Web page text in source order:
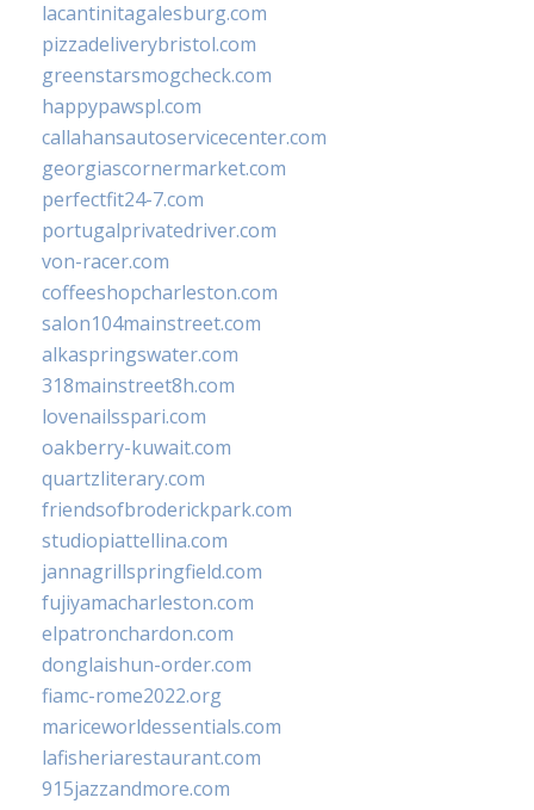
lacantinitagalesburg.com
pizzadeliverybristol.com
greenstarsmogcheck.com
happypawspl.com
callahansautoservicecenter.com
georgiascornermarket.com
perfectfit24-7.com
portugalprivatedriver.com
von-racer.com
coffeeshopcharleston.com
salon104mainstreet.com
alkaspringswater.com
318mainstreet8h.com
lovenailsspari.com
oakberry-kuwait.com
quartzliterary.com
friendsofbroderickpark.com
studiopiattellina.com
jannagrillspringfield.com
fujiyamacharleston.com
elpatronchardon.com
donglaishun-order.com
fiamc-rome2022.org
mariceworldessentials.com
lafisheriarestaurant.com
915jazzandmore.com